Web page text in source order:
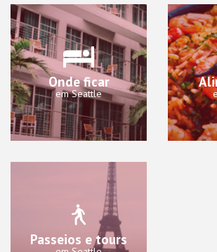
Onde ficar
em Seattle
Passeios e tours